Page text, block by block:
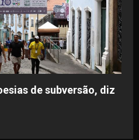
de subversão, diz